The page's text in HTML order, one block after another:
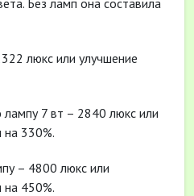
Без ламп она составила
люкс или улучшение
7 вт – 2840 люкс или
на 330%.
– 4800 люкс или
на 450%.